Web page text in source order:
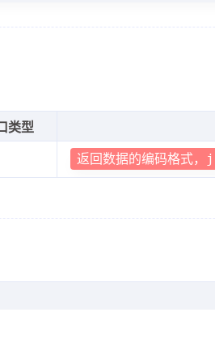
类型
返回数据的编码格式